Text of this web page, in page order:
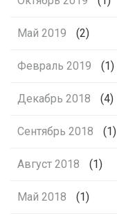
Май 2019 (2)
Февраль 2019 (1)
Декабрь 2018 (4)
Сентябрь 2018 (1)
Август 2018 (1)
Май 2018 (1)